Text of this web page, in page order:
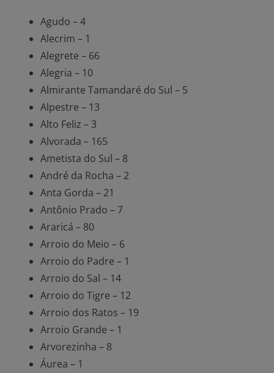
Agudo – 4
Alecrim – 1
Alegrete – 66
Alegria – 10
Almirante Tamandaré do Sul – 5
Alpestre – 13
Alto Feliz – 3
Alvorada – 165
Ametista do Sul – 8
André da Rocha – 2
Anta Gorda – 21
Antônio Prado – 7
Araricá – 80
Arroio do Meio – 6
Arroio do Padre – 1
Arroio do Sal – 14
Arroio do Tigre – 12
Arroio dos Ratos – 19
Arroio Grande – 1
Arvorezinha – 8
Áurea – 1